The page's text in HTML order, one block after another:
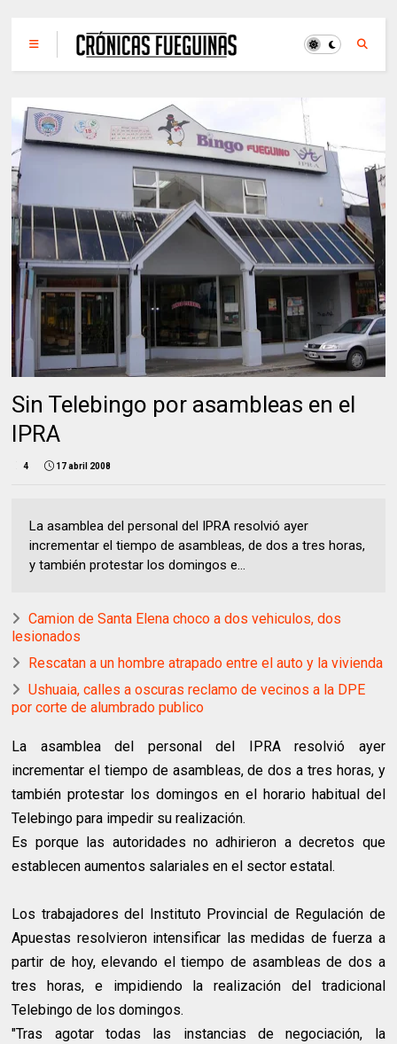
Sin Telebingo por asambleas en el
IPRA
4 17 abril 2008
La asamblea del personal del IPRA resolvió ayer
incrementar el tiempo de asambleas, de dos a tres horas,
y también protestar los domingos e...
Camion de Santa Elena choco a dos vehiculos, dos
lesionados
Rescatan a un hombre atrapado entre el auto y la vivienda
Ushuaia, calles a oscuras reclamo de vecinos a la DPE
por corte de alumbrado publico
La asamblea del personal del IPRA resolvió ayer
incrementar el tiempo de asambleas, de dos a tres horas, y
también protestar los domingos en el horario habitual del
Telebingo para impedir su realización.
Es porque las autoridades no adhirieron a decretos que
establecen aumentos salariales en el sector estatal.
Los trabajadores del Instituto Provincial de Regulación de
Apuestas resolvieron intensificar las medidas de fuerza a
partir de hoy, elevando el tiempo de asambleas de dos a
tres horas, e impidiendo la realización del tradicional
Telebingo de los domingos.
"Tras agotar todas las instancias de negociación, la